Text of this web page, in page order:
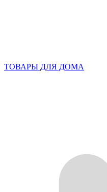
ТОВАРЫ ДЛЯ ДОМА